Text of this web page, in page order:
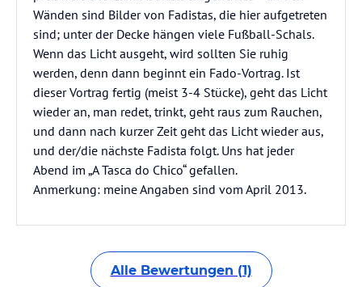
Wänden sind Bilder von Fadistas, die hier aufgetreten
sind; unter der Decke hängen viele Fußball-Schals.
Wenn das Licht ausgeht, wird sollten Sie ruhig
werden, denn dann beginnt ein Fado-Vortrag. Ist
dieser Vortrag fertig (meist 3-4 Stücke), geht das Licht
wieder an, man redet, trinkt, geht raus zum Rauchen,
und dann nach kurzer Zeit geht das Licht wieder aus,
und der/die nächste Fadista folgt. Uns hat jeder
Abend im „A Tasca do Chico“ gefallen.
Anmerkung: meine Angaben sind vom April 2013.
Alle Bewertungen (1)